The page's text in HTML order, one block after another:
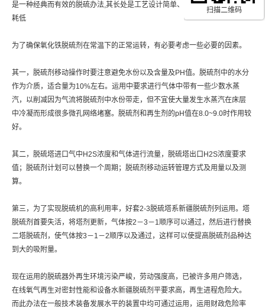
是一种经典而有效的脱硫办法,其长处是工艺设计简单、操作进程中容易、能
耗低
为了确保氧化铁脱硫剂在常温下的正常运转，有必要考虑一些必要的因素。
其一，脱硫剂移动操作时要注意避免水份以及含量及PH值。脱硫剂中的水分
作为介质，适合量为10%左右。运用中要求进行气体中带有一些少数水蒸
汽，以削减因为气流将脱硫剂中水份带走，但不宜使大量发生水蒸汽在床层
中冷凝而形成很多微孔网络堵塞。脱硫剂和再生剂的pH值在8.0~9.0时作用较
好。
其二，脱硫塔进口气中H2S浓度和气体进行流量，脱硫塔出口H2S浓度要求
值；脱硫剂计划可以替换一个周期；脱硫剂移动运转管理方式及用量以及测
算。
第三，为了实现脱硫机的高利用率，好套2-3脱硫塔系新疆脱硫剂列运用。塔
脱硫剂首要失活，将塔剂更新，气体按2－3－1顺序可以通过，然后进行替换
二塔脱硫剂，使气体按3－1－2顺序以及通过，这样可以使提高脱硫剂品种达
到大的吸附量。
现在运用的脱硫器外再生环境污染严峻，劳动强度高，已被许多用户筛选，
在线氧气再生对密封性能和设备水新疆脱硫剂平要求高，再生进程危险大。
而此办法在一般技术装备发展水平的装置中均可通过运用，运用财政危险率
扫描二维码